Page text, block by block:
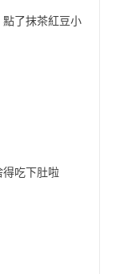
了抹茶紅豆小
得吃下肚啦